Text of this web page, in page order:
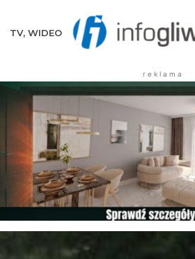
TV, WIDEO
r e k l a m a